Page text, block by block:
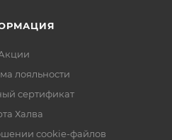
лояльности
сертификат
Халва
cookie-файлов